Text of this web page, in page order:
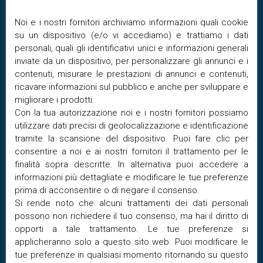
Commenti al vangelo del giorno
0 Comments
Audio
Player
00:00 00:00
VANGELO
Neanche in Israele ho trovato una fede così grande.
+ Dal Vangelo secondo Luca 7,1-10
In quel tempo, Gesù, quando ebbe terminato di rivolgere tutte
le sue parole al popolo che stava in ascolto, entrò in
Cafàrnao. Il servo di un centurione era ammalato e stava per
morire. Il centurione l’aveva molto caro. Perciò, avendo udito
parlare di Gesù, gli mandò alcuni anziani dei Giudei a pregarlo
di venire e di salvare il suo servo. Costoro, giunti da Gesù, lo
supplicavano con insistenza: «Egli merita che tu gli conceda
quello che chiede – dicevano –, perché ama il nostro popolo
ed è stato lui a costruirci la sinagoga». Gesù si incamminò
con loro. Non era ormai molto distante dalla casa, quando il
centurione mandò alcuni amici a dirgli: «Signore, non
Noi e i nostri fornitori archiviamo informazioni quali cookie
su un dispositivo (e/o vi accediamo) e trattiamo i dati
personali, quali gli identificativi unici e informazioni generali
inviate da un dispositivo, per personalizzare gli annunci e i
contenuti, misurare le prestazioni di annunci e contenuti,
ricavare informazioni sul pubblico e anche per sviluppare e
migliorare i prodotti.
Con la tua autorizzazione noi e i nostri fornitori possiamo
utilizzare dati precisi di geolocalizzazione e identificazione
tramite la scansione del dispositivo. Puoi fare clic per
consentire a noi e ai nostri fornitori il trattamento per le
finalità sopra descritte. In alternativa puoi accedere a
informazioni più dettagliate e modificare le tue preferenze
prima di acconsentire o di negare il consenso.
Si rende noto che alcuni trattamenti dei dati personali
possono non richiedere il tuo consenso, ma hai il diritto di
opporti a tale trattamento. Le tue preferenze si
applicheranno solo a questo sito web. Puoi modificare le
tue preferenze in qualsiasi momento ritornando su questo